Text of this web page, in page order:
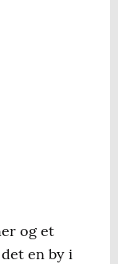
og et
en by i